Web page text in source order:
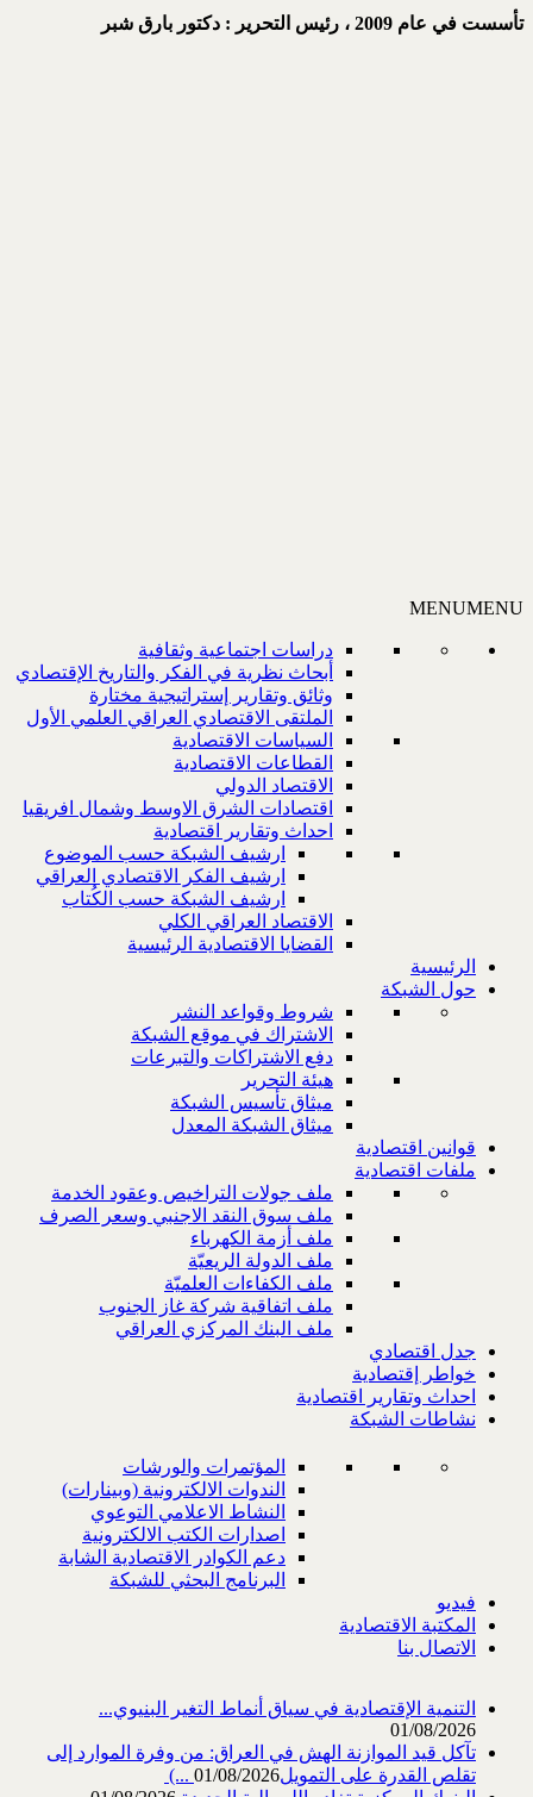
تأسست في عام 2009 ، رئيس التحرير : دكتور بارق شبر
MENUMENU
دراسات اجتماعية وثقافية
أبحاث نظرية في الفكر والتاريخ الإقتصادي
وثائق وتقارير إستراتيجية مختارة
الملتقى الاقتصادي العراقي العلمي الأول
السياسات الاقتصادية
القطاعات الاقتصادية
الاقتصاد الدولي
اقتصادات الشرق الاوسط وشمال افريقيا
احداث وتقارير اقتصادية
ارشيف الشبكة حسب الموضوع
ارشيف الفكر الاقتصادي العراقي
ارشيف الشبكة حسب الكُتاب
الاقتصاد العراقي الكلي
القضايا الاقتصادية الرئيسية
الرئيسية
حول الشبكة
شروط وقواعد النشر
الاشتراك في موقع الشبكة
دفع الاشتراكات والتبرعات
هيئة التحرير
ميثاق تأسيس الشبكة
ميثاق الشبكة المعدل
قوانين اقتصادية
ملفات اقتصادية
ملف جولات التراخيص وعقود الخدمة
ملف سوق النقد الاجنبي وسعر الصرف
ملف أزمة الكهرباء
ملف الدولة الريعيّة
ملف الكفاءات العلميّة
ملف اتفاقية شركة غاز الجنوب
ملف البنك المركزي العراقي
جدل اقتصادي
خواطر إقتصادية
احداث وتقارير اقتصادية
نشاطات الشبكة
المؤتمرات والورشات
الندوات الالكترونية (وبينارات)
النشاط الاعلامي التوعوي
اصدارات الكتب الالكترونية
دعم الكوادر الاقتصادية الشابة
البرنامج البحثي للشبكة
فيديو
المكتبة الاقتصادية
الاتصال بنا
التنمية الإقتصادية في سياق أنماط التغير البنيوي...
01/08/2026
تآكل قيد الموازنة الهش في العراق: من وفرة الموارد إلى
تقلص القدرة على التمويل‎ (...01/08/2026